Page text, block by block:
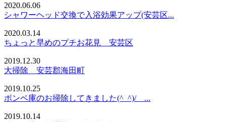
2020.06.06
シャワーヘッド交換で入浴効果アップ(安芸区...
2020.03.14
ちょっと早めのプチお花見 安芸区
2019.12.30
大掃除 安芸郡海田町
2019.10.25
ボンベ庫のお掃除してきました(^_^)/ ...
2019.10.14